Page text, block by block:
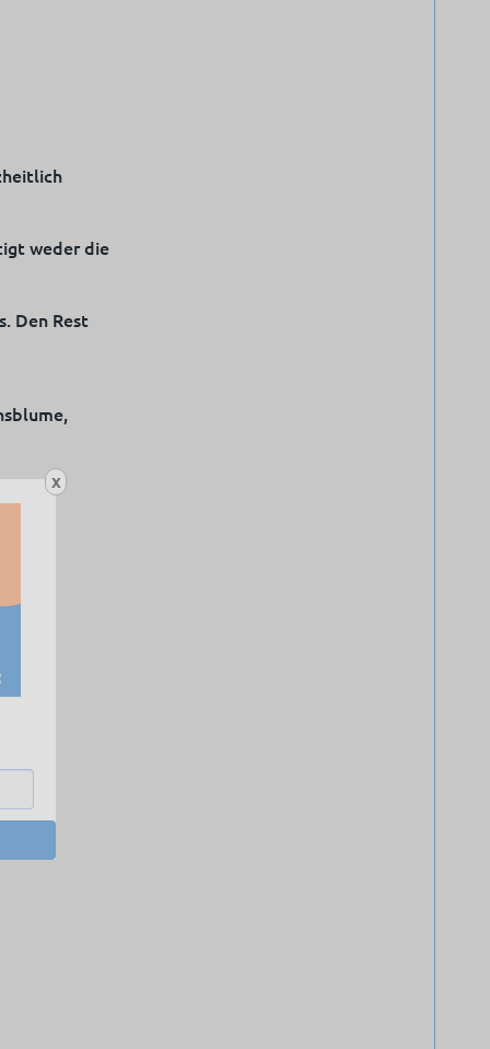
weder die
Den Rest
X